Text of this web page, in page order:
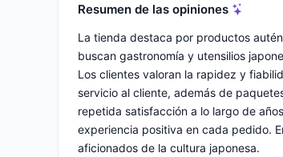
Resumen de las opiniones
La tienda destaca por productos
buscan gastronomía y utensilios
Los clientes valoran la rapidez y
servicio al cliente, además de
repetida satisfacción a lo largo de
experiencia positiva en cada pedido.
aficionados de la cultura japonesa.